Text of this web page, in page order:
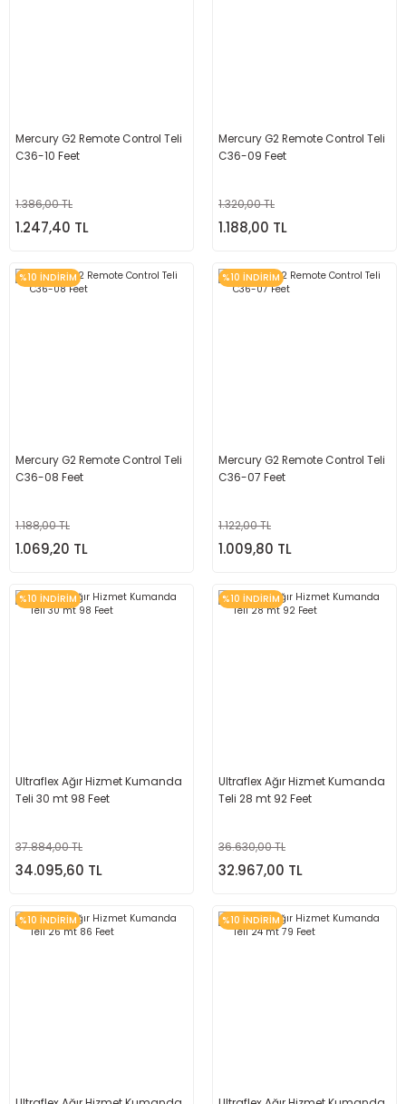
Mercury G2 Remote Control Teli
C36-10 Feet
1.386,00 TL
1.247,40 TL
Mercury G2 Remote Control Teli
C36-09 Feet
1.320,00 TL
1.188,00 TL
%10 İNDİRİM
Mercury G2 Remote Control Teli
C36-08 Feet
1.188,00 TL
1.069,20 TL
%10 İNDİRİM
Mercury G2 Remote Control Teli
C36-07 Feet
1.122,00 TL
1.009,80 TL
%10 İNDİRİM
Ultraflex Ağır Hizmet Kumanda
Teli 30 mt 98 Feet
37.884,00 TL
34.095,60 TL
%10 İNDİRİM
Ultraflex Ağır Hizmet Kumanda
Teli 28 mt 92 Feet
36.630,00 TL
32.967,00 TL
%10 İNDİRİM %10 İNDİRİM